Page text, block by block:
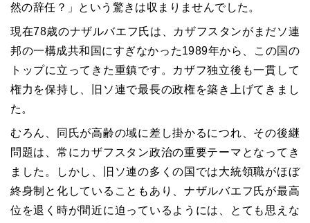
然の辞任？」という驚きは収まりませんでした。
現在78歳のナザルバエフ氏は、カザフスタンがまだソ連
邦の一構成共和国にすぎなかった1989年から、この国の
トップに立ってきた重鎮です。カザフ独立後も一貫して
権力を保持し、旧ソ連で最長の政権を築き上げてきまし
た。
むろん、同氏が高齢の域に差し掛かるにつれ、その後継
問題は、常にカザフスタン政治の重要テーマとなってき
ました。しかし、旧ソ連の多くの国では大統領職がほぼ
終身制と化していることもあり、ナザルバエフ氏が最高
位を退く時が間近に迫っているようには、とても思えな